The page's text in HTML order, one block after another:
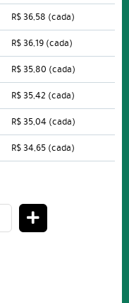
R$ 36,58 (cada)
R$ 36,19 (cada)
R$ 35,80 (cada)
R$ 35,42 (cada)
R$ 35,04 (cada)
R$ 34,65 (cada)